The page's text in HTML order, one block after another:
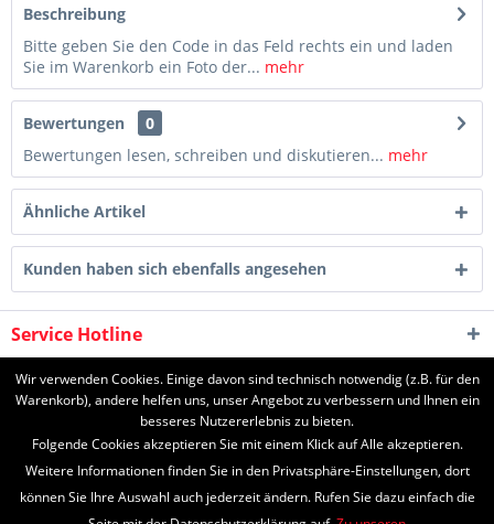
Beschreibung
Bitte geben Sie den Code in das Feld rechts ein und laden
Sie im Warenkorb ein Foto der... mehr
Bewertungen
0
Bewertungen lesen, schreiben und diskutieren... mehr
Ähnliche Artikel
Kunden haben sich ebenfalls angesehen
Service Hotline
Shop Service
Wir verwenden Cookies. Einige davon sind technisch notwendig (z.B. für den
Warenkorb), andere helfen uns, unser Angebot zu verbessern und Ihnen ein
besseres Nutzererlebnis zu bieten.
Folgende Cookies akzeptieren Sie mit einem Klick auf Alle akzeptieren.
Weitere Informationen finden Sie in den Privatsphäre-Einstellungen, dort
können Sie Ihre Auswahl auch jederzeit ändern. Rufen Sie dazu einfach die